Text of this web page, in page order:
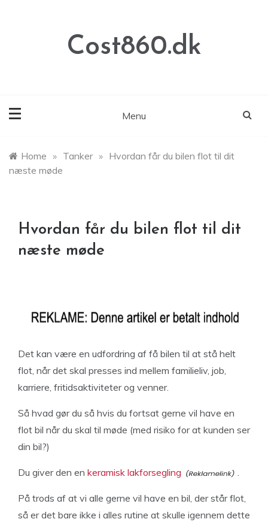
Cost860.dk
Menu
Home » Tanker » Hvordan får du bilen flot til dit
næste møde
Hvordan får du bilen flot til dit
næste møde
Det kan være en udfordring af få bilen til at stå helt
flot, når det skal presses ind mellem familieliv, job,
karriere, fritidsaktiviteter og venner.
Så hvad gør du så hvis du fortsat gerne vil have en
flot bil når du skal til møde (med risiko for at kunden ser
din bil?)
Du giver den en keramisk lakforsegling .
På trods af at vi alle gerne vil have en bil, der står flot,
så er det bare ikke i alles rutine at skulle igennem dette